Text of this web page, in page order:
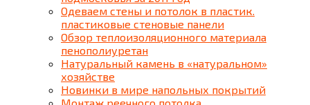
Одеваем стены и потолок в пластик.
пластиковые стеновые панели
Обзор теплоизоляционного материала
пенополиуретан
Натуральный камень в «натуральном»
хозяйстве
Новинки в мире напольных покрытий